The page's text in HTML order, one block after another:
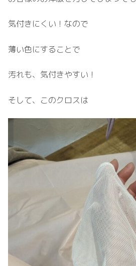
気付きにくい！なので
薄い色にすることで
汚れも、気付きやすい！
そして、このクロスは